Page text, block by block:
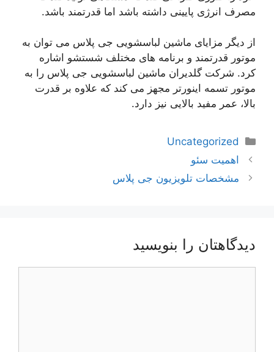
مصرف انرژی پایینی داشته باشد اما قدرتمند باشد.
از دیگر مزایای ماشین لباسشویی جی پلاس می توان به
موتور قدرتمند و برنامه های مختلف شستشو اشاره
کرد. شرکت گلدیران ماشین لباسشویی جی پلاس را به
موتور تسمه اینورتر مجهز می کند که علاوه بر قدرت
بالا، عمر مفید بالایی نیز دارد.
دسته‌ها
Uncategorized
ناوبری
نوشته‌ها
اهمیت سئو
مشخصات تلویزیون جی پلاس
دیدگاهتان را بنویسید